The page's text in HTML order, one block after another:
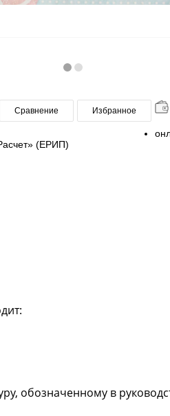
Сравнение Избранное
(ЕРИП)
обозначенному в